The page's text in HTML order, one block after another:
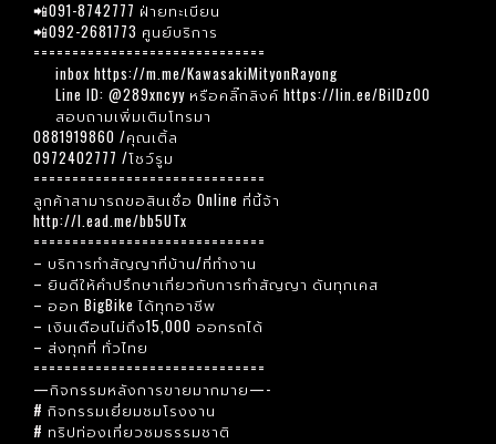
📲091-8742777 ฝ่ายทะเบียน
📲092-2681773 ศูนย์บริการ
==============================
inbox https://m.me/KawasakiMityonRayong
Line ID: @289xncyy หรือคลิ๊กลิงค์ https://lin.ee/BiIDz00
สอบถามเพิ่มเติมโทรมา
0881919860 /คุณเติ้ล
0972402777 /โชว์รูม
==============================
ลูกค้าสามารถขอสินเชื่อ Online ที่นี้จ้า
http://l.ead.me/bb5UTx
==============================
– บริการทำสัญญาที่บ้าน/ที่ทำงาน
– ยินดีให้คำปรึกษาเกี่ยวกับการทำสัญญา ดันทุกเคส
– ออก BigBike ได้ทุกอาชีพ
– เงินเดือนไม่ถึง15,000 ออกรถได้
– ส่งทุกที่ ทั่วไทย
==============================
—กิจกรรมหลังการขายมากมาย—-
# กิจกรรมเยี่ยมชมโรงงาน
# ทริปท่องเที่ยวชมธรรมชาติ